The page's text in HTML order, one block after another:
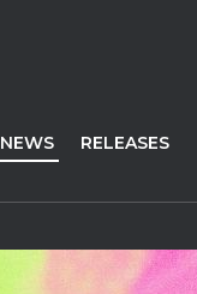
NEWS RELEASES